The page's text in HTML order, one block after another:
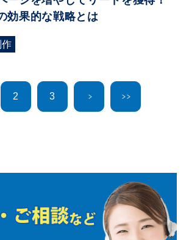
効果的な戦略とは
2 3 ＞ ＞＞